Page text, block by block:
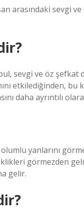
sevgi ve
sevgi ve öz
etkilediğinden,
daha ayrıntılı
yanlarını
görmezden
gelir.